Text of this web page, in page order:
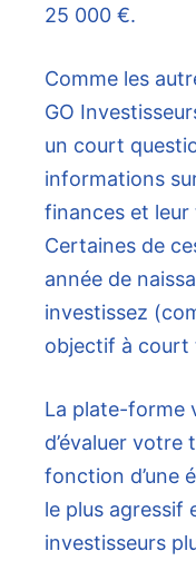
25 000 €.
Comme les
GO
un court
informations
finances et leur
Certaines de
année de
investissez
objectif à court
La plate-forme
d’évaluer votre
fonction d’une
le plus agressif
investisseurs